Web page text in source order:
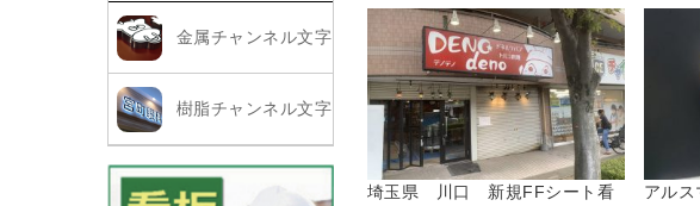
金属チャンネル文字
樹脂チャンネル文字
埼玉県 川口 新規FFシート看
アル